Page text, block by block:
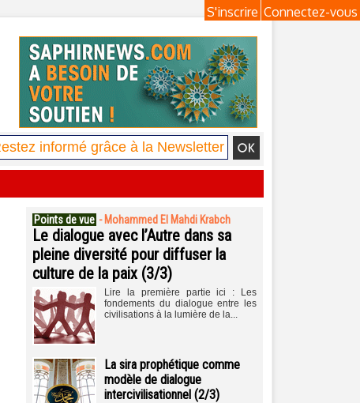
Connectez-vous
S'inscrire
Points de vue - Mohammed El Mahdi Krabch
Le dialogue avec l’Autre dans sa
pleine diversité pour diffuser la
culture de la paix (3/3)
Lire la première partie ici : Les
fondements du dialogue entre les
civilisations à la lumière de la...
La sira prophétique comme
modèle de dialogue
intercivilisationnel (2/3)